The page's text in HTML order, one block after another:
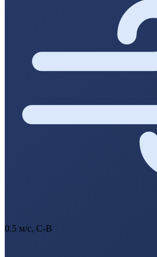
0.5 м/с, С-В